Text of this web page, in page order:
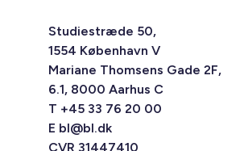
Studiestræde 50,
1554 København V
Mariane Thomsens Gade 2F,
6.1, 8000 Aarhus C
T +45 33 76 20 00
E bl@bl.dk
CVR 31447410